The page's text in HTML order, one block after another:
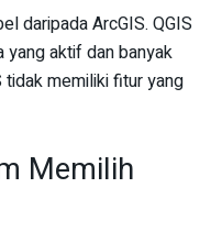
daripada ArcGIS. QGIS
yang aktif dan banyak
tidak memiliki fitur yang
Memilih